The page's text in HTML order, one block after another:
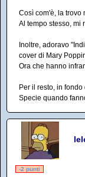
Così com'è, la trovo
Al tempo stesso, mi
Inoltre, adoravo
cover di Mary
Ora che hanno
Per il resto, in
Specie quando
-2 punti